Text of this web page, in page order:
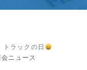
トラックの日
ニュース